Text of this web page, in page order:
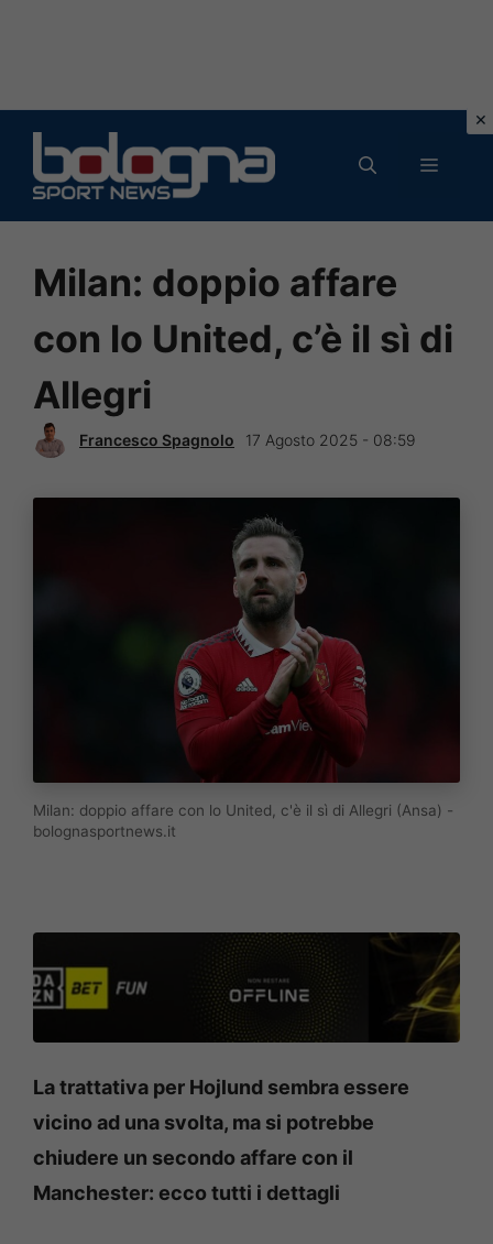
contenuto
MENU
Milan: doppio affare
con lo United, c’è il sì di
Allegri
Francesco Spagnolo 17 Agosto 2025 - 08:59
Milan: doppio affare con lo United, c'è il sì di Allegri (Ansa) -
bolognasportnews.it
La trattativa per Hojlund sembra essere
vicino ad una svolta, ma si potrebbe
chiudere un secondo affare con il
Manchester: ecco tutti i dettagli